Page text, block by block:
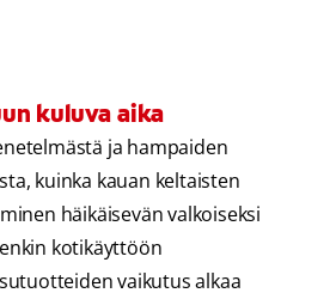
kuluva aika
ja hampaiden
kuinka kauan keltaisten
häikäisevän valkoiseksi
kotikäyttöön
vaikutus alkaa